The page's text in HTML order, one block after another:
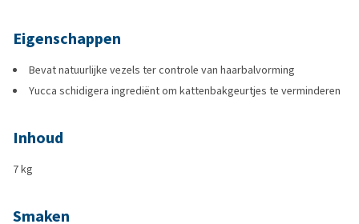
Eigenschappen
Bevat natuurlijke vezels ter controle van haarbalvorming
Yucca schidigera ingrediënt om kattenbakgeurtjes te verminderen
Inhoud
7 kg
Smaken